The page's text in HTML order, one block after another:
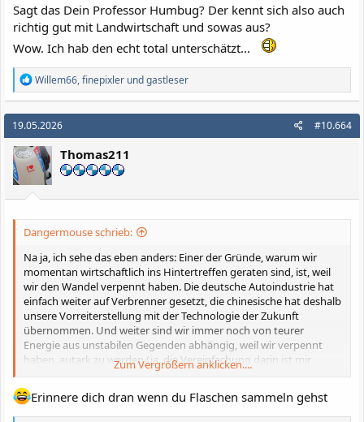
Sagt das Dein Professor Humbug? Der kennt sich also auch
richtig gut mit Landwirtschaft und sowas aus?
Wow. Ich hab den echt total unterschätzt...
R
e
a
k
t
i
o
n
e
n
Willem66,finepixler undgastleser
19.05.2026 #10.664
Thomas211
Dangermouse schrieb:
Na ja, ich sehe das eben anders: Einer der Gründe, warum wir
momentan wirtschaftlich ins Hintertreffen geraten sind, ist, weil
wir den Wandel verpennt haben. Die deutsche Autoindustrie hat
einfach weiter auf Verbrenner gesetzt, die chinesische hat deshalb
unsere Vorreiterstellung mit der Technologie der Zukunft
übernommen. Und weiter sind wir immer noch von teurer
Energie aus unstabilen Gegenden abhängig, weil wir verpennt
haben, autark zu werden (ja, die Vereinfachung darin ist mir
bewusst, im Großen und Ganzen ist es aber so).
Jetzt noch weiter auf Gas aus Russland und Verbrennermotoren
zu setzen ist wie sich in die Hose zu pinkeln: Erst einmal ist das
Zum Vergrößern anklicken....
Erinnere dich dran wenn du Flaschen sammeln gehst